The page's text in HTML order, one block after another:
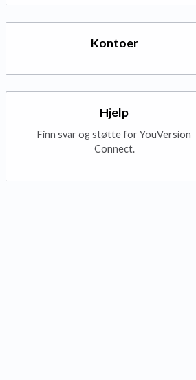
Kontoer
Hjelp
Finn svar og støtte for YouVersion
Connect.